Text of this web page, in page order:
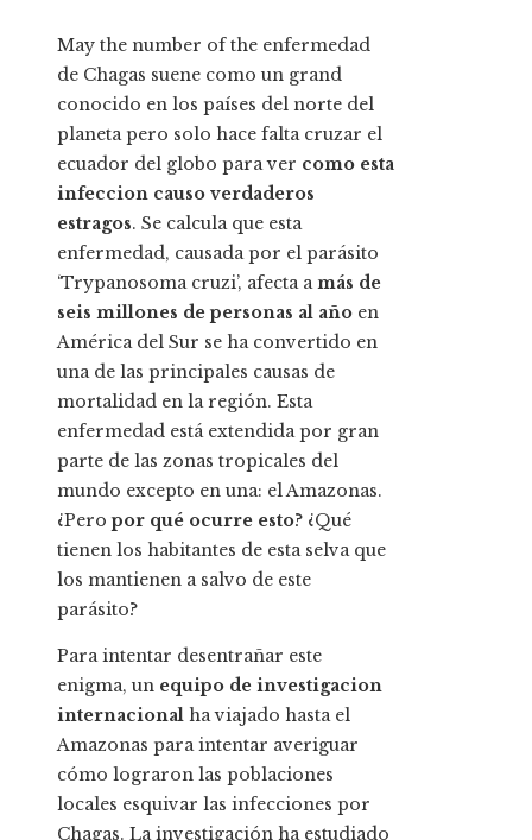
May the number of the enfermedad
de Chagas suene como un grand
conocido en los países del norte del
planeta pero solo hace falta cruzar el
ecuador del globo para ver como esta
infeccion causo verdaderos
estragos. Se calcula que esta
enfermedad, causada por el parásito
‘Trypanosoma cruzi’, afecta amás de
seis millones de personas al año en
América del Sur se ha convertido en
una de las principales causas de
mortalidad en la región. Esta
enfermedad está extendida por gran
parte de las zonas tropicales del
mundo excepto en una: el Amazonas.
¿Peropor qué ocurre esto? ¿Qué
tienen los habitantes de esta selva que
los mantienen a salvo de este
parásito?
Para intentar desentrañar este
enigma, un equipo de investigacion
internacional ha viajado hasta el
Amazonas para intentar averiguar
cómo lograron las poblaciones
locales esquivar las infecciones por
Chagas. La investigación ha estudiado